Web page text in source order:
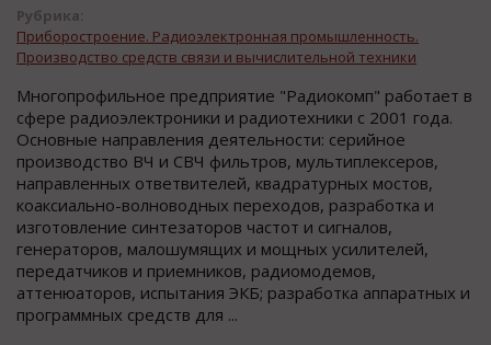
Рубрика:
Приборостроение. Радиоэлектронная промышленность.
Производство средств связи и вычислительной техники
Многопрофильное предприятие "Радиокомп" работает в
сфере радиоэлектроники и радиотехники с 2001 года.
Основные направления деятельности: серийное
производство ВЧ и СВЧ фильтров, мультиплексеров,
направленных ответвителей, квадратурных мостов,
коаксиально-волноводных переходов, разработка и
изготовление синтезаторов частот и сигналов,
генераторов, малошумящих и мощных усилителей,
передатчиков и приемников, радиомодемов,
аттенюаторов, испытания ЭКБ; разработка аппаратных и
программных средств для ...